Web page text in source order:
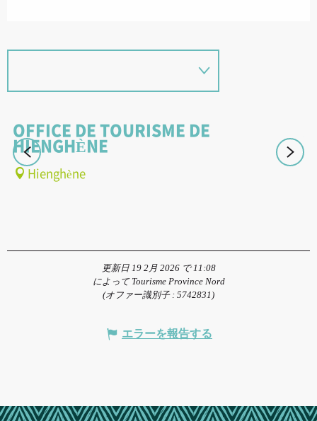
OFFICE DE TOURISME DE
HIENGHÈNE
Hienghène
更新日 19 2月 2026 で 11:08
によって Tourisme Province Nord
(オファー識別子 : 5742831 )
エラーを報告する